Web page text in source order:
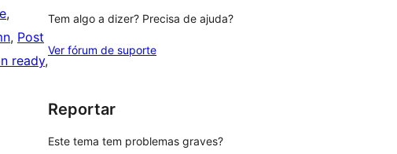
, Post
ready ,
Tem algo a dizer? Precisa de ajuda?
Ver fórum de suporte
Reportar
Este tema tem problemas graves?